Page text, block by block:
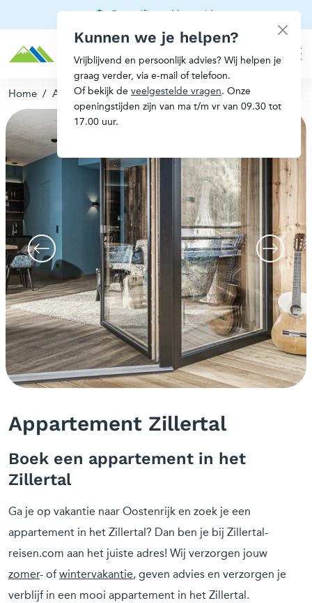
Kunnen we je helpen?
Vrijblijvend en persoonlijk advies? Wij helpen je
graag verder, via e-mail of telefoon.
Of bekijk de veelgestelde vragen. Onze
openingstijden zijn van ma t/m vr van 09.30 tot
17.00 uur.
Gecertificeerd berggids
Home / Appartementen Zillertal
Appartement Zillertal
Boek een appartement in het
Zillertal
Ga je op vakantie naar Oostenrijk en zoek je een
appartement in het Zillertal? Dan ben je bij Zillertal-
reisen.com aan het juiste adres! Wij verzorgen jouw
zomer- ofwintervakantie, geven advies en verzorgen je
verblijf in een mooi appartement in het Zillertal.